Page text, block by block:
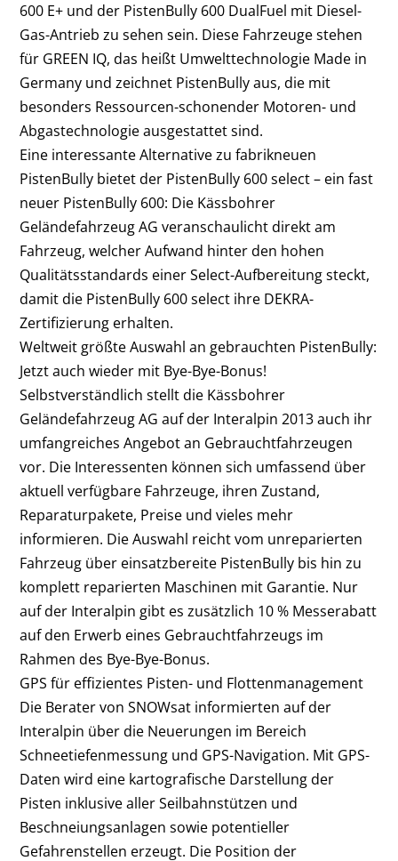
600 E+ und der PistenBully 600 DualFuel mit Diesel-
Gas-Antrieb zu sehen sein. Diese Fahrzeuge stehen
für GREEN IQ, das heißt Umwelttechnologie Made in
Germany und zeichnet PistenBully aus, die mit
besonders Ressourcen-schonender Motoren- und
Abgastechnologie ausgestattet sind.
Eine interessante Alternative zu fabrikneuen
PistenBully bietet der PistenBully 600 select – ein fast
neuer PistenBully 600: Die Kässbohrer
Geländefahrzeug AG veranschaulicht direkt am
Fahrzeug, welcher Aufwand hinter den hohen
Qualitätsstandards einer Select-Aufbereitung steckt,
damit die PistenBully 600 select ihre DEKRA-
Zertifizierung erhalten.
Weltweit größte Auswahl an gebrauchten PistenBully:
Jetzt auch wieder mit Bye-Bye-Bonus!
Selbstverständlich stellt die Kässbohrer
Geländefahrzeug AG auf der Interalpin 2013 auch ihr
umfangreiches Angebot an Gebrauchtfahrzeugen
vor. Die Interessenten können sich umfassend über
aktuell verfügbare Fahrzeuge, ihren Zustand,
Reparaturpakete, Preise und vieles mehr
informieren. Die Auswahl reicht vom unreparierten
Fahrzeug über einsatzbereite PistenBully bis hin zu
komplett reparierten Maschinen mit Garantie. Nur
auf der Interalpin gibt es zusätzlich 10 % Messerabatt
auf den Erwerb eines Gebrauchtfahrzeugs im
Rahmen des Bye-Bye-Bonus.
GPS für effizientes Pisten- und Flottenmanagement
Die Berater von SNOWsat informierten auf der
Interalpin über die Neuerungen im Bereich
Schneetiefenmessung und GPS-Navigation. Mit GPS-
Daten wird eine kartografische Darstellung der
Pisten inklusive aller Seilbahnstützen und
Beschneiungsanlagen sowie potentieller
Gefahrenstellen erzeugt. Die Position der